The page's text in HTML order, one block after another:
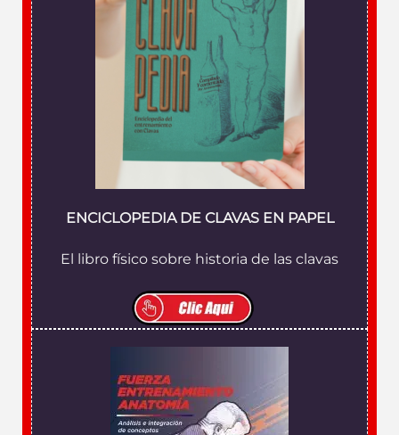
ENCICLOPEDIA DE CLAVAS EN PAPEL
El libro físico sobre historia de las clavas